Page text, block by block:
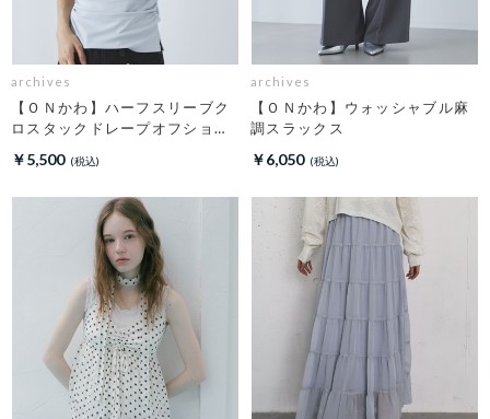
archives
【ＯＮかわ】ハーフスリーブク
ロスタックドレープオフショル
￥5,500
archives
【ＯＮかわ】ウォッシャブル麻
調スラックス
￥6,050